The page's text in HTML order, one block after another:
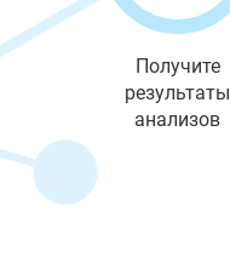
Получите
результаты
анализов